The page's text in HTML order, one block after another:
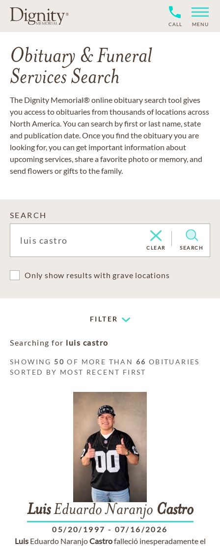
CALL MENU
Obituary & Funeral
Services Search
The Dignity Memorial® online obituary search tool gives
you access to obituaries from thousands of locations across
North America. You can search by first or last name, state
and publication date. Once you find the obituary you are
looking for, you can get important information about
upcoming services, share a favorite photo or memory, and
send flowers or gifts to the family.
SEARCH
CLEAR SEARCH
Only show results with grave locations
FILTER
Searching for luis castro
SHOWING 50 OF MORE THAN 66 OBITUARIES
SORTED BY MOST RECENT FIRST
LuisEduardo Naranjo Castro
05/20/1997 - 07/16/2026
LuisEduardo NaranjoCastrofalleció inesperadamente el